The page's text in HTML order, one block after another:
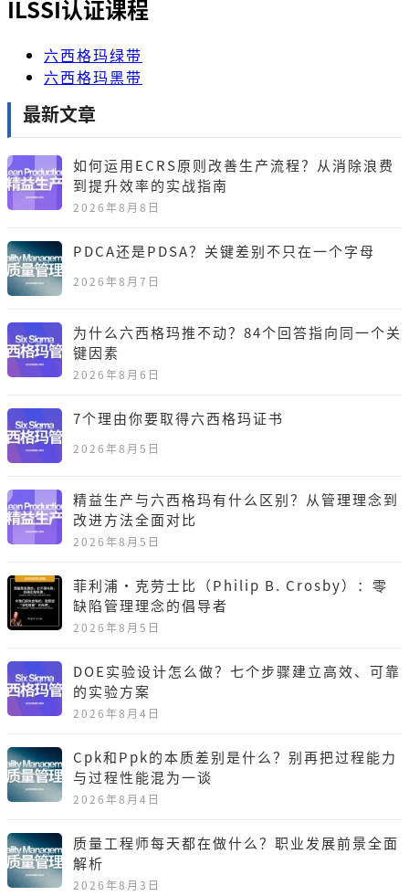
ILSSI认证课程
六西格玛绿带
六西格玛黑带
最新文章
如何运用ECRS原则改善生产流程？从消除浪费
到提升效率的实战指南
2026年8月8日
PDCA还是PDSA？关键差别不只在一个字母
2026年8月7日
为什么六西格玛推不动？84个回答指向同一个关
键因素
2026年8月6日
7个理由你要取得六西格玛证书
2026年8月5日
精益生产与六西格玛有什么区别？从管理理念到
改进方法全面对比
2026年8月5日
菲利浦·克劳士比（Philip B. Crosby）：零
缺陷管理理念的倡导者
2026年8月5日
DOE实验设计怎么做？七个步骤建立高效、可靠
的实验方案
2026年8月4日
Cpk和Ppk的本质差别是什么？别再把过程能力
与过程性能混为一谈
2026年8月4日
质量工程师每天都在做什么？职业发展前景全面
解析
2026年8月3日